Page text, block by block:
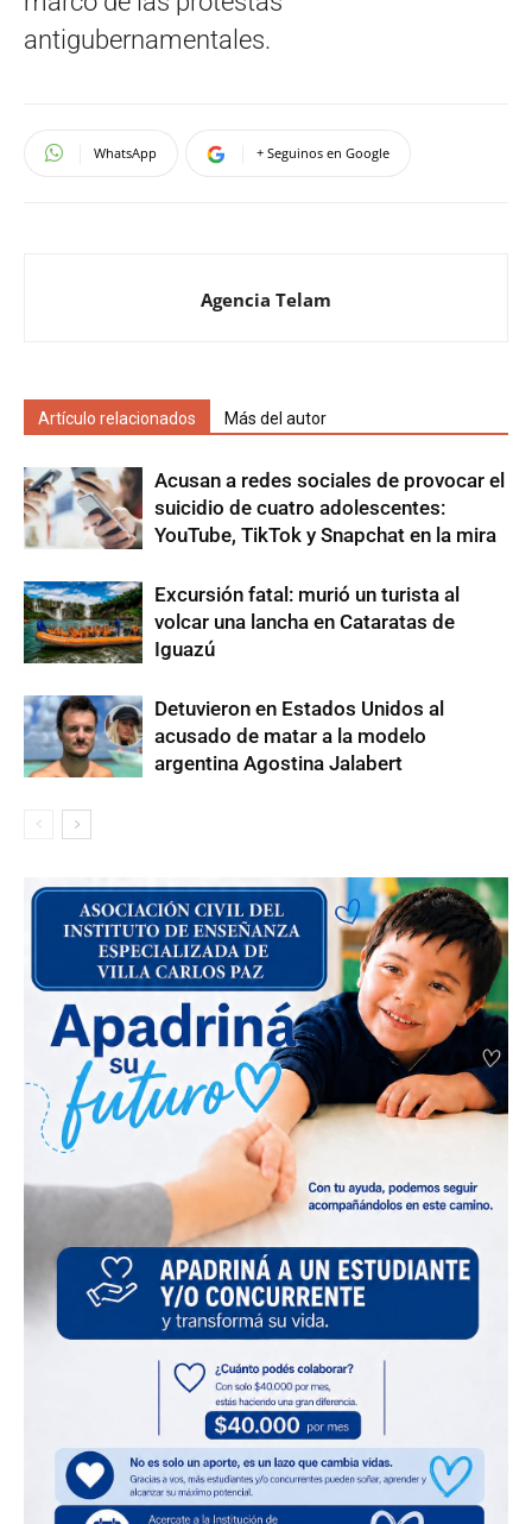
WhatsApp + Seguinos en Google
Agencia Telam
Artículo relacionados Más del autor
Acusan a redes sociales de provocar el
suicidio de cuatro adolescentes:
YouTube, TikTok y Snapchat en la mira
Excursión fatal: murió un turista al
volcar una lancha en Cataratas de
Iguazú
Detuvieron en Estados Unidos al
acusado de matar a la modelo
argentina Agostina Jalabert